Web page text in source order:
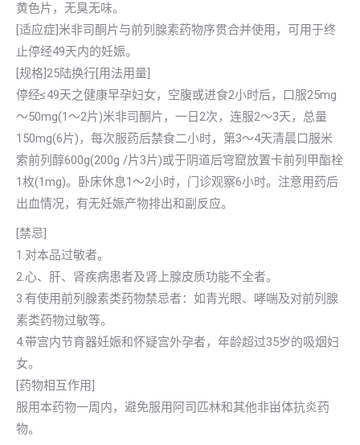
黄色片，无臭无味。
[适应症]米非司酮片与前列腺素药物序贯合并使用，可用于终
止停经49天内的妊娠。
[规格]25陆换行[用法用量]
停经≤49天之健康早孕妇女，空腹或进食2小时后，口服25mg
～50mg(1～2片)米非司酮片，一日2次，连服2～3天，总量
150mg(6片)，每次服药后禁食二小时，第3～4天清晨口服米
索前列醇600g(200g /片3片)或于阴道后穹窟放置卡前列甲酯栓
1枚(1mg)。卧床休息1～2小时，门诊观察6小时。注意用药后
出血情况，有无妊娠产物排出和副反应。
[禁忌]
1.对本品过敏者。
2.心、肝、肾疾病患者及肾上腺皮质功能不全者。
3.有使用前列腺素类药物禁忌者：如青光眼、哮喘及对前列腺
素类药物过敏等。
4.带宫内节育器妊娠和怀疑宫外孕者，年龄超过35岁的吸烟妇
女。
[药物相互作用]
服用本药物一周内，避免服用阿司匹林和其他非畄体抗炎药
物。